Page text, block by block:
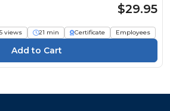
$29.95
views 21 min Certificate Employees